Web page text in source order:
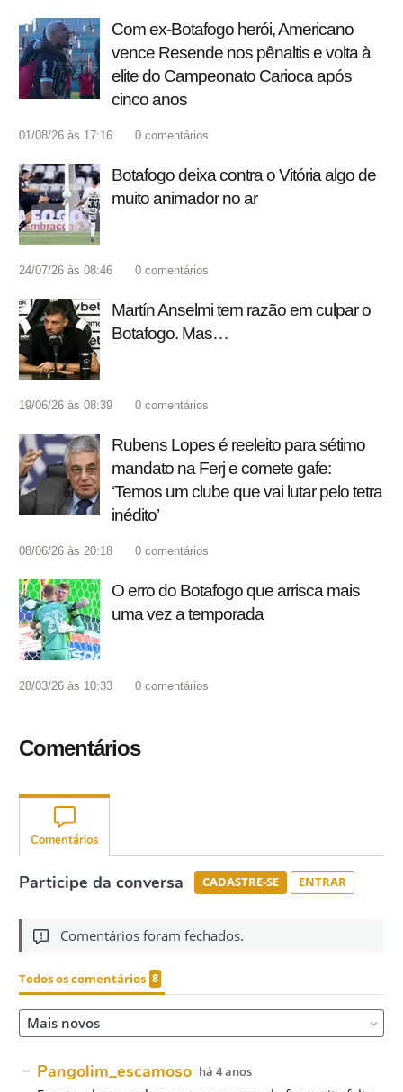
Com ex-Botafogo herói, Americano
vence Resende nos pênaltis e volta à
elite do Campeonato Carioca após
cinco anos
01/08/26 às 17:16 0 comentários
Botafogo deixa contra o Vitória algo de
muito animador no ar
24/07/26 às 08:46 0 comentários
Martín Anselmi tem razão em culpar o
Botafogo. Mas…
19/06/26 às 08:39 0 comentários
Rubens Lopes é reeleito para sétimo
mandato na Ferj e comete gafe:
‘Temos um clube que vai lutar pelo tetra
inédito’
08/06/26 às 20:18 0 comentários
O erro do Botafogo que arrisca mais
uma vez a temporada
28/03/26 às 10:33 0 comentários
Comentários